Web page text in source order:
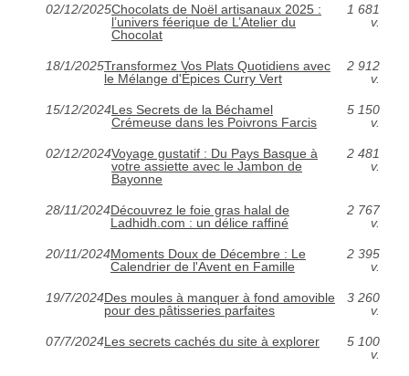
02/12/2025Chocolats de Noël artisanaux 2025 :
l’univers féerique de L’Atelier du
Chocolat
1 681
v.
18/1/2025Transformez Vos Plats Quotidiens avec
le Mélange d'Épices Curry Vert
2 912
v.
15/12/2024Les Secrets de la Béchamel
Crémeuse dans les Poivrons Farcis
5 150
v.
02/12/2024Voyage gustatif : Du Pays Basque à
votre assiette avec le Jambon de
Bayonne
2 481
v.
28/11/2024Découvrez le foie gras halal de
Ladhidh.com : un délice raffiné
2 767
v.
20/11/2024Moments Doux de Décembre : Le
Calendrier de l'Avent en Famille
2 395
v.
19/7/2024Des moules à manquer à fond amovible
pour des pâtisseries parfaites
3 260
v.
07/7/2024Les secrets cachés du site à explorer
5 100
v.